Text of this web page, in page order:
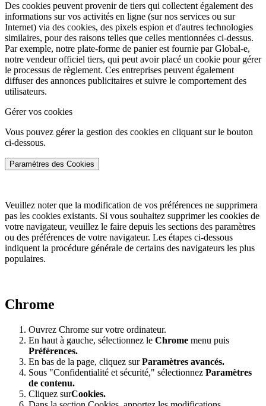
Des cookies peuvent provenir de tiers qui collectent également des
informations sur vos activités en ligne (sur nos services ou sur
Internet) via des cookies, des pixels espion et d'autres technologies
similaires, pour des raisons telles que celles mentionnées ci-dessus.
Par exemple, notre plate-forme de panier est fournie par Global-e,
notre vendeur officiel tiers, qui peut avoir placé un cookie pour gérer
le processus de règlement. Ces entreprises peuvent également
diffuser des annonces publicitaires et suivre le comportement des
utilisateurs.
Gérer vos cookies
Vous pouvez gérer la gestion des cookies en cliquant sur le bouton
ci-dessous.
Paramètres des Cookies
Veuillez noter que la modification de vos préférences ne supprimera
pas les cookies existants. Si vous souhaitez supprimer les cookies de
votre navigateur, veuillez le faire depuis les sections des paramètres
ou des préférences de votre navigateur. Les étapes ci-dessous
indiquent la procédure générale de certains des navigateurs les plus
populaires.
Chrome
Ouvrez Chrome sur votre ordinateur.
En haut à gauche, sélectionnez le Chrome menu puis
Préférences.
En bas de la page, cliquez surParamètres avancés.
Sous "Confidentialité et sécurité," sélectionnez Paramètres
de contenu.
Cliquez surCookies.